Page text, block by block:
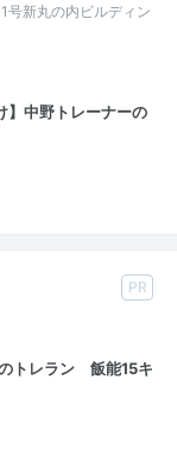
号新丸の内ビルディン
中野トレーナーの
PR
トレラン 飯能15キ